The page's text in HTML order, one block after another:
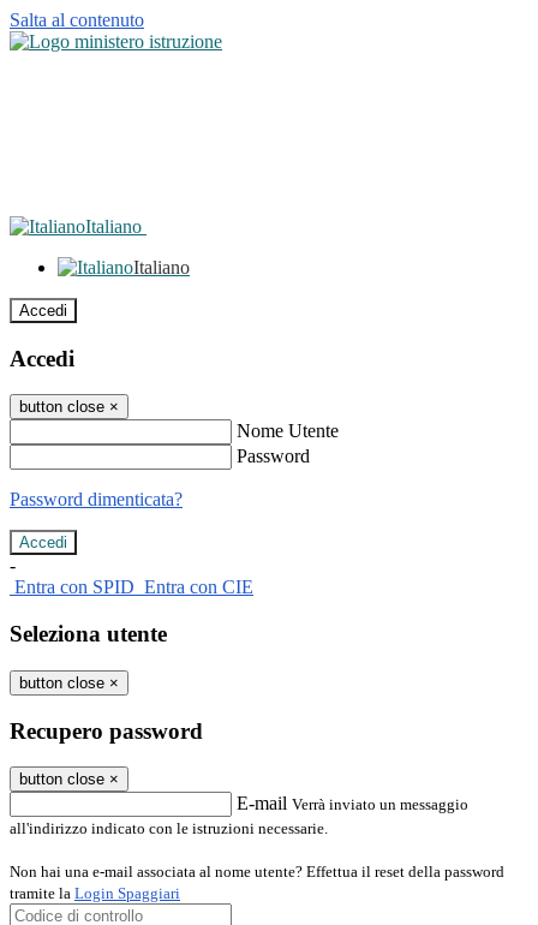
Salta al contenuto
Italiano
Italiano
Accedi
Accedi
button close ×
Nome Utente
Password
Password dimenticata?
-
Entra con SPID Entra con CIE
Seleziona utente
button close ×
Recupero password
button close ×
E-mail Verrà inviato un messaggio
all'indirizzo indicato con le istruzioni necessarie.
Non hai una e-mail associata al nome utente? Effettua il reset della password
tramite la Login Spaggiari